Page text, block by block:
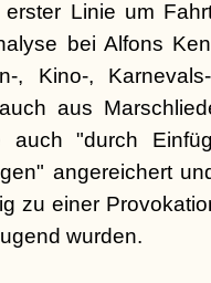
Linie um
bei Alfons
, Kino-,
aus
auch "durch
angereichert
zu einer
wurden.